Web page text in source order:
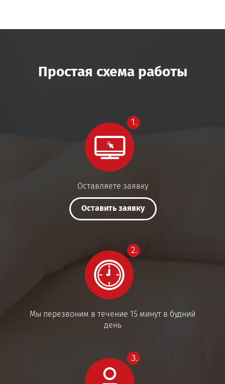
Простая схема работы
Оставляете заявку
Оставить заявку
Мы перезвоним в течение 15 минут в будний
день